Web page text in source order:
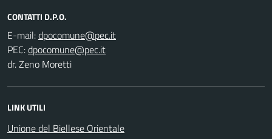
CONTATTI D.P.O.
E-mail:
PEC:
dr. Zeno Moretti
LINK UTILI
Unione del Biellese Orientale